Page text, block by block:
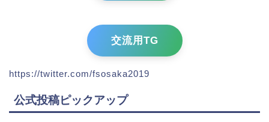
交流用TG
https://twitter.com/fsosaka2019
公式投稿ピックアップ